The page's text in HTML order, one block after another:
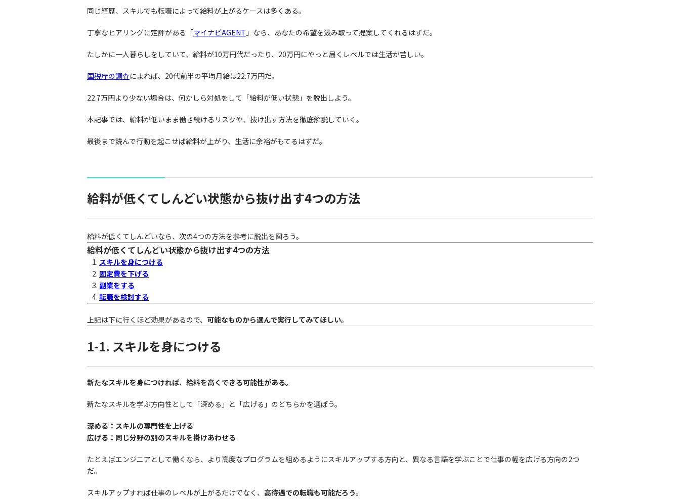
同じ経歴、スキルでも転職によって給料が上がるケースは多くある。
丁寧なヒアリングに定評がある「マイナビAGENT 」なら、あなたの希望を汲み取って提案してくれるはずだ。
たしかに一人暮らしをしていて、給料が10万円代だったり、20万円にやっと届くレベルでは生活が苦しい。
国税庁の調査によれば、20代前半の平均月給は22.7万円だ。
22.7万円より少ない場合は、何かしら対処をして「給料が低い状態」を脱出しよう。
本記事では、給料が低いまま働き続けるリスクや、抜け出す方法を徹底解説していく。
最後まで読んで行動を起こせば給料が上がり、生活に余裕がもてるはずだ。
給料が低くてしんどい状態から抜け出す4つの方法
給料が低くてしんどいなら、次の4つの方法を参考に脱出を図ろう。
給料が低くてしんどい状態から抜け出す4つの方法
スキルを身につける
固定費を下げる
副業をする
転職を検討する
上記は下に行くほど効果があるので、 可能なものから選んで実行してみてほしい。
1-1. スキルを身につける
新たなスキルを身につければ、給料を高くできる可能性がある。
新たなスキルを学ぶ方向性として「深める」と「広げる」のどちらかを選ぼう。
深める：スキルの専門性を上げる
広げる：同じ分野の別のスキルを掛けあわせる
たとえばエンジニアとして働くなら、より高度なプログラムを組めるようにスキルアップする方向と、異なる言語を学ぶことで仕事の幅を広げる方向の2つ
だ。
スキルアップすれば仕事のレベルが上がるだけでなく、 高待遇での転職も可能だろう。